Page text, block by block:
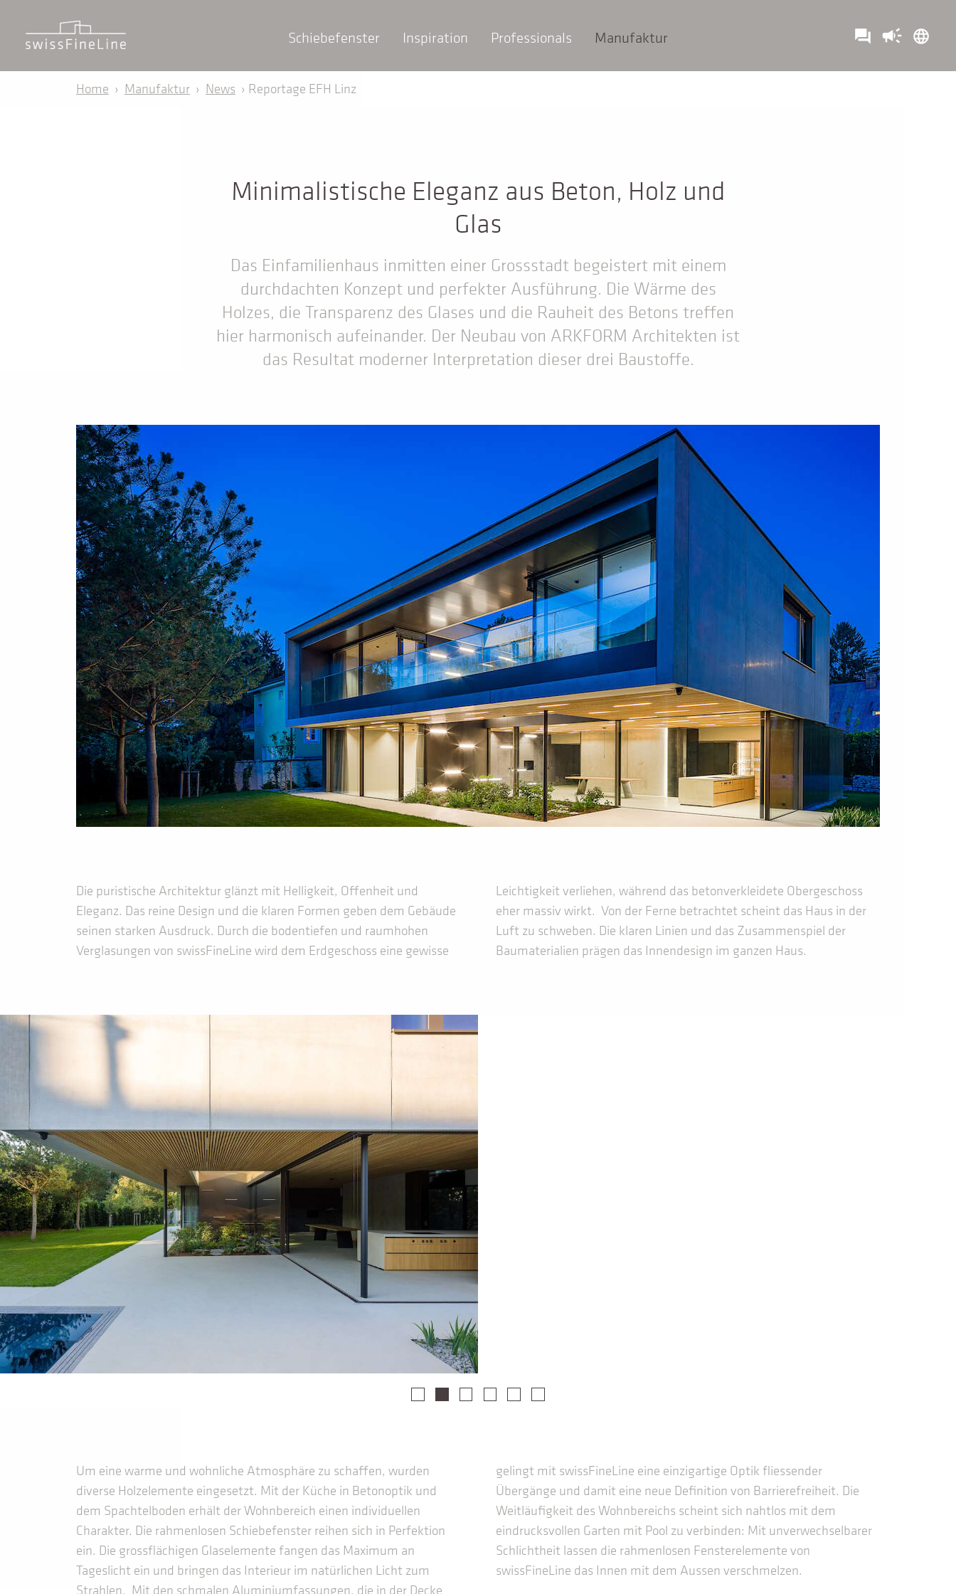
Schiebefenster Inspiration Professionals Manufaktur question_answer campaign language
Home › Manufaktur › News › Reportage EFH Linz
Minimalistische Eleganz aus Beton, Holz und
Glas
Das Einfamilienhaus inmitten einer Grossstadt begeistert mit einem
durchdachten Konzept und perfekter Ausführung. Die Wärme des
Holzes, die Transparenz des Glases und die Rauheit des Betons treffen
hier harmonisch aufeinander. Der Neubau von ARKFORM Architekten ist
das Resultat moderner Interpretation dieser drei Baustoffe.
Die puristische Architektur glänzt mit Helligkeit, Offenheit und
Eleganz. Das reine Design und die klaren Formen geben dem Gebäude
seinen starken Ausdruck. Durch die bodentiefen und raumhohen
Verglasungen von swissFineLine wird dem Erdgeschoss eine gewisse
Leichtigkeit verliehen, während das betonverkleidete Obergeschoss
eher massiv wirkt. Von der Ferne betrachtet scheint das Haus in der
Luft zu schweben. Die klaren Linien und das Zusammenspiel der
Baumaterialien prägen das Innendesign im ganzen Haus.
Um eine warme und wohnliche Atmosphäre zu schaffen, wurden
diverse Holzelemente eingesetzt. Mit der Küche in Betonoptik und
dem Spachtelboden erhält der Wohnbereich einen individuellen
Charakter. Die rahmenlosen Schiebefenster reihen sich in Perfektion
ein. Die grossflächigen Glaselemente fangen das Maximum an
Tageslicht ein und bringen das Interieur im natürlichen Licht zum
Strahlen. Mit den schmalen Aluminiumfassungen, die in der Decke
gelingt mit swissFineLine eine einzigartige Optik fliessender
Übergänge und damit eine neue Definition von Barrierefreiheit. Die
Weitläufigkeit des Wohnbereichs scheint sich nahtlos mit dem
eindrucksvollen Garten mit Pool zu verbinden: Mit unverwechselbarer
Schlichtheit lassen die rahmenlosen Fensterelemente von
swissFineLine das Innen mit dem Aussen verschmelzen.